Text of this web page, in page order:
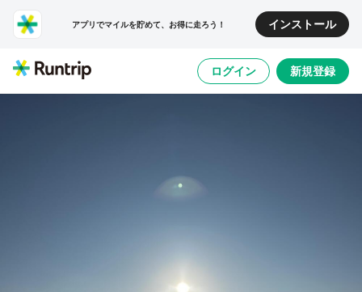
アプリでマイルを貯めて、お得に走ろう！ インストール
ログイン 新規登録